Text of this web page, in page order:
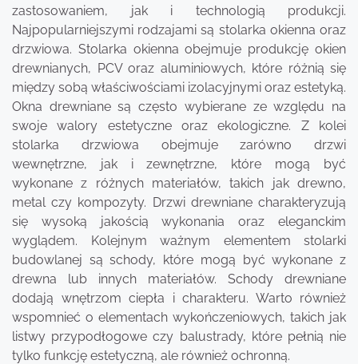
zastosowaniem, jak i technologią produkcji.
Najpopularniejszymi rodzajami są stolarka okienna oraz
drzwiowa. Stolarka okienna obejmuje produkcję okien
drewnianych, PCV oraz aluminiowych, które różnią się
między sobą właściwościami izolacyjnymi oraz estetyką.
Okna drewniane są często wybierane ze względu na
swoje walory estetyczne oraz ekologiczne. Z kolei
stolarka drzwiowa obejmuje zarówno drzwi
wewnętrzne, jak i zewnętrzne, które mogą być
wykonane z różnych materiałów, takich jak drewno,
metal czy kompozyty. Drzwi drewniane charakteryzują
się wysoką jakością wykonania oraz eleganckim
wyglądem. Kolejnym ważnym elementem stolarki
budowlanej są schody, które mogą być wykonane z
drewna lub innych materiałów. Schody drewniane
dodają wnętrzom ciepła i charakteru. Warto również
wspomnieć o elementach wykończeniowych, takich jak
listwy przypodłogowe czy balustrady, które pełnią nie
tylko funkcję estetyczną, ale również ochronną.